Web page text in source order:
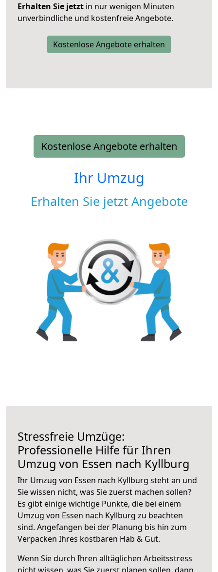
Erhalten Sie jetzt in nur wenigen Minuten
unverbindliche und kostenfreie Angebote.
Kostenlose Angebote erhalten
Kostenlose Angebote erhalten
Ihr Umzug
Erhalten Sie jetzt Angebote
Stressfreie Umzüge:
Professionelle Hilfe für Ihren
Umzug von Essen nach Kyllburg
Ihr Umzug von Essen nach Kyllburg steht an und
Sie wissen nicht, was Sie zuerst machen sollen?
Es gibt einige wichtige Punkte, die bei einem
Umzug von Essen nach Kyllburg zu beachten
sind. Angefangen bei der Planung bis hin zum
Verpacken Ihres kostbaren Hab & Gut.
Wenn Sie durch Ihren alltäglichen Arbeitsstress